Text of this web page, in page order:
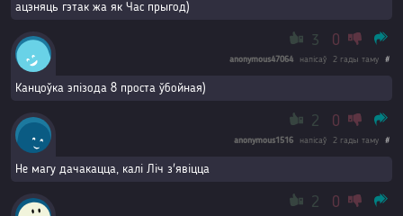
ацэняць гэтак жа як Час прыгод)
3 0
anonymous47064 напісаў 2 гады таму #
Канцоўка эпізода 8 проста ўбойная)
2 0
anonymous1516 напісаў 2 гады таму #
Не магу дачакацца, калі Ліч з'явіцца
2 0